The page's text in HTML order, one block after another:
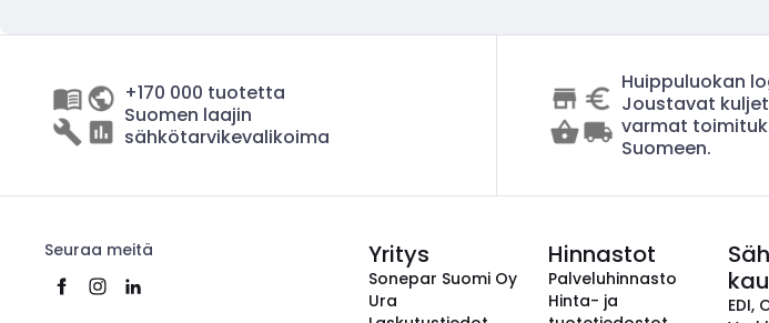
+170 000 tuotetta
Suomen laajin
sähkötarvikevalikoima
Huippuluokan
Joustavat
varmat
Suomeen.
Seuraa meitä Yritys
Sonepar Suomi Oy
Ura
Hinnastot
Palveluhinnasto
Hinta- ja
EDI,